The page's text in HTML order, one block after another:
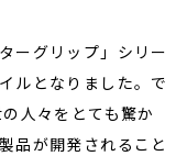
ーグリップ」シリー
ルとなりました。で
人々をとても驚か
品が開発されること